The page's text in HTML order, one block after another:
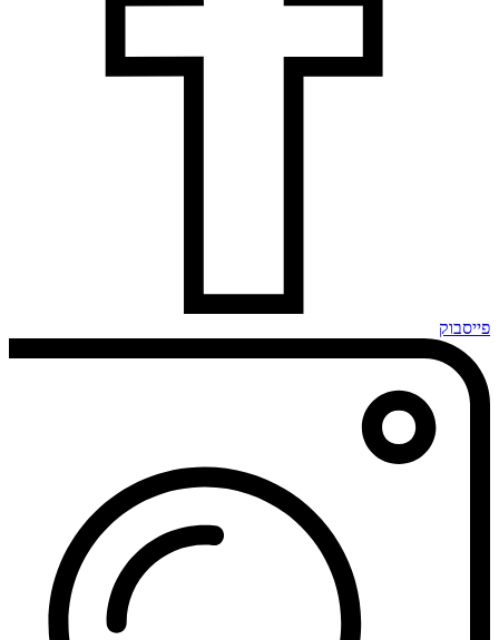
פייסבוק